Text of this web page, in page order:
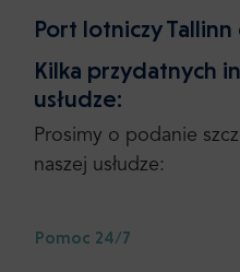
Port lotniczy
Kilka przydatnych
usłudze:
Prosimy o podanie
naszej usłudze:
Pomoc 24/7